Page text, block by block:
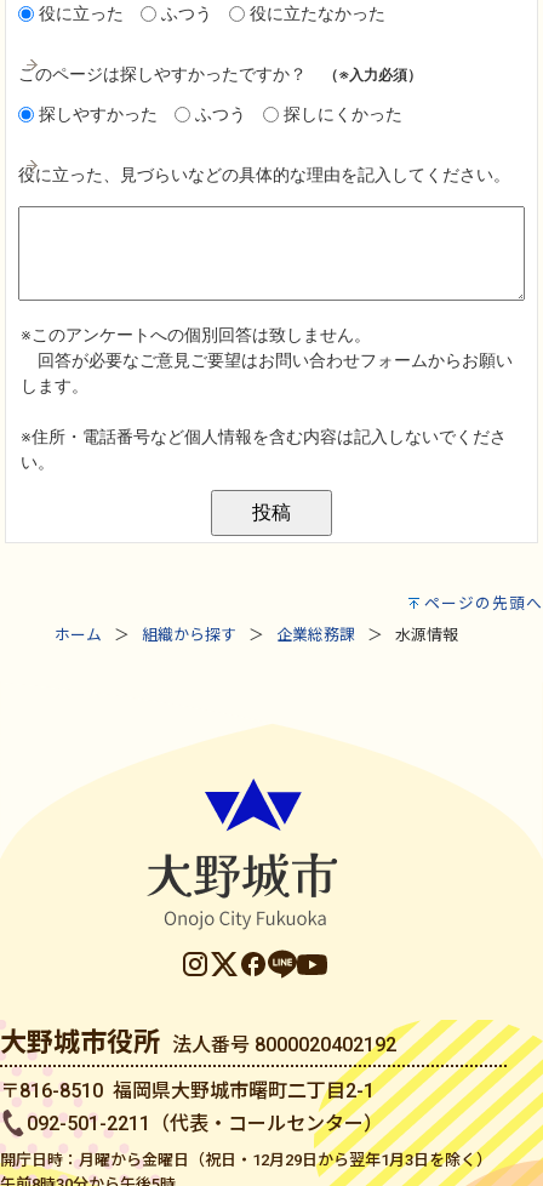
ページの先頭へ
ホーム
組織から探す 企業総務課 水源情報
大野城市役所 法人番号 8000020402192
〒816-8510 福岡県大野城市曙町二丁目2-1
092-501-2211（代表・コールセンター）
開庁日時：月曜から金曜日（祝日・12月29日から翌年1月3日を除く）